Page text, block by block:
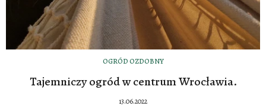
OGRÓD OZDOBNY
Tajemniczy ogród w centrum Wrocławia.
13.06.2022